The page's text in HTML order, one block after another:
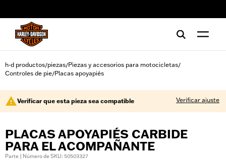
h-d productos/piezas/Piezas y accesorios para motocicletas/
Controles de pie/Placas apoyapiés
Verificar que esta pieza sea compatible Verificar ajuste
PLACAS APOYAPIÉS CARBIDE
PARA EL ACOMPAÑANTE
Parte | Número de SKU: 50503327